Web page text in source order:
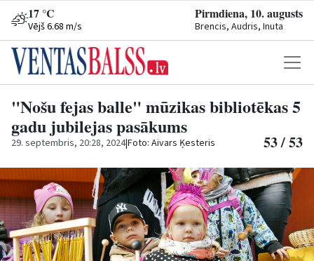
17 °C
Vējš 6.68 m/s
Pirmdiena, 10. augusts
Brencis, Audris, Inuta
"Nošu fejas balle" mūzikas bibliotēkas 5
gadu jubilejas pasākums
29. septembris, 20:28, 2024|Foto: Aivars Ķesteris 53 / 53